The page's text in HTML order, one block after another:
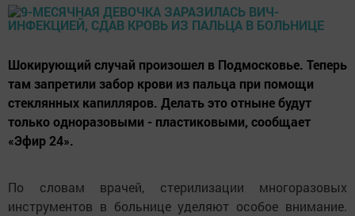
Шокирующий случай произошел в Подмосковье. Теперь
там запретили забор крови из пальца при помощи
стеклянных капилляров. Делать это отныне будут
только одноразовыми - пластиковыми, сообщает
«Эфир 24».
По словам врачей, стерилизации многоразовых
инструментов в больнице уделяют особое внимание.